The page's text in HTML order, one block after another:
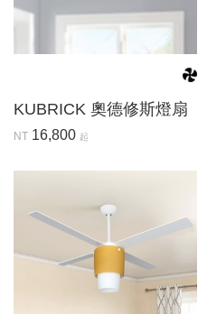
KUBRICK 奧德修斯燈扇
NT 16,800 起